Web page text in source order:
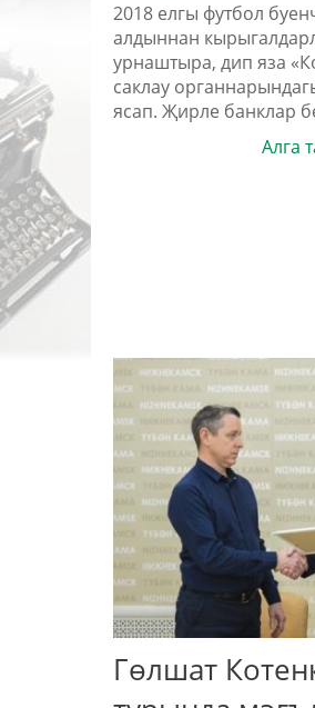
2018 елгы футбол
алдыннан
урнаштыра, дип яза
саклау
ясап. Җирле банклар
Алга
Гөлшат